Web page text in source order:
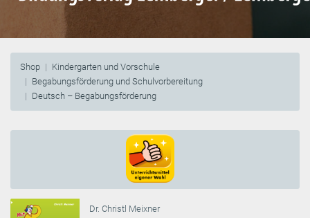
Shop
Kindergarten und Vorschule
Begabungsförderung und Schulvorbereitung
Deutsch – Begabungsförderung
Dr. Christl Meixner